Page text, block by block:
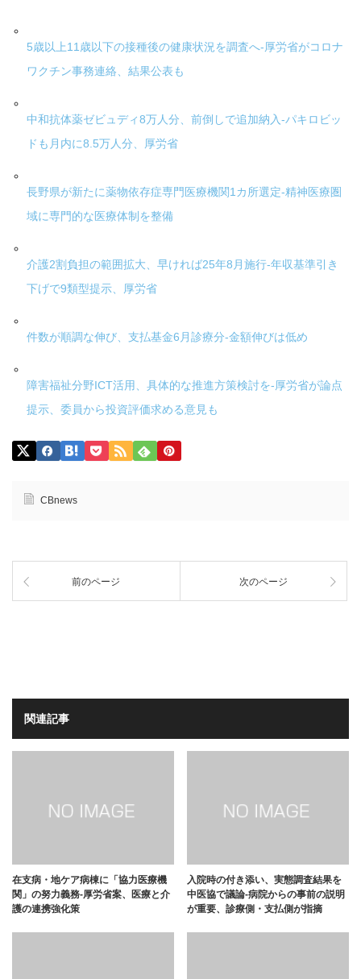
5歳以上11歳以下の接種後の健康状況を調査へ-厚労省がコロナ
ワクチン事務連絡、結果公表も
中和抗体薬ゼビュディ8万人分、前倒しで追加納入-パキロビッ
ドも月内に8.5万人分、厚労省
長野県が新たに薬物依存症専門医療機関1カ所選定-精神医療圏
域に専門的な医療体制を整備
介護2割負担の範囲拡大、早ければ25年8月施行-年収基準引き
下げで9類型提示、厚労省
件数が順調な伸び、支払基金6月診療分-金額伸びは低め
障害福祉分野ICT活用、具体的な推進方策検討を-厚労省が論点
提示、委員から投資評価求める意見も
CBnews
前のページ 次のページ
関連記事
在支病・地ケア病棟に「協力医療機
関」の努力義務-厚労省案、医療と介
護の連携強化策
入院時の付き添い、実態調査結果を
中医協で議論-病院からの事前の説明
が重要、診療側・支払側が指摘